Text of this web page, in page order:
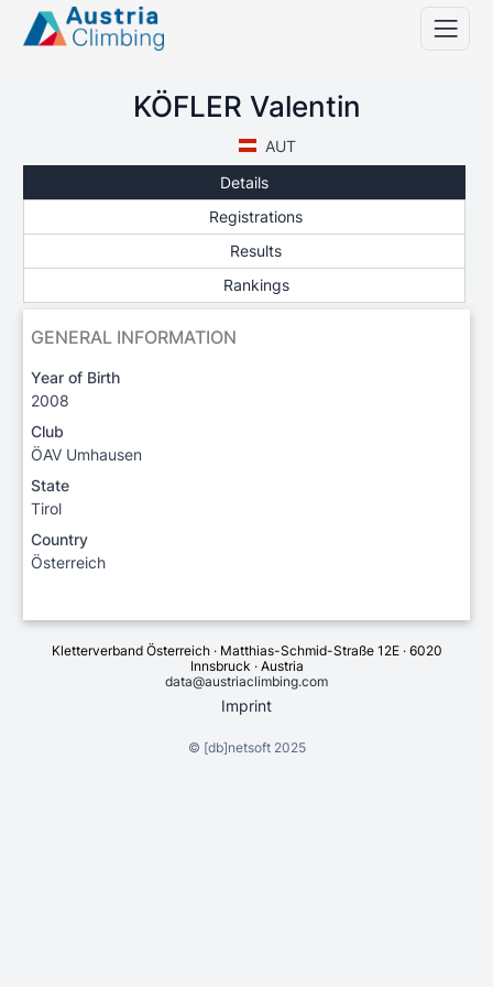
KÖFLER Valentin
AUT
Details
Registrations
Results
Rankings
GENERAL INFORMATION
Year of Birth
2008
Club
ÖAV Umhausen
State
Tirol
Country
Österreich
Kletterverband Österreich · Matthias-Schmid-Straße 12E · 6020
Innsbruck · Austria
data@austriaclimbing.com
Imprint
© [db]netsoft2025